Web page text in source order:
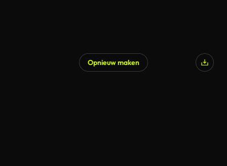
Opnieuw maken